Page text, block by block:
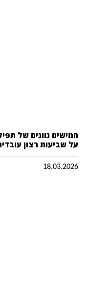
חמישים גוונים של
על שביעות רצון
18.03.2026